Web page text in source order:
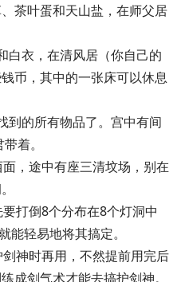
茶叶蛋和天山盐，在师父居
白衣，在清风居（你自己的
币，其中的一张床可以休息
到的所有物品了。宫中有间
着。
，途中有座三清坟场，别在
打倒8个分布在8个灯洞中
能轻易地将其搞定。
神时再用，不然提前用完后
成剑气术才能去搞护剑神。